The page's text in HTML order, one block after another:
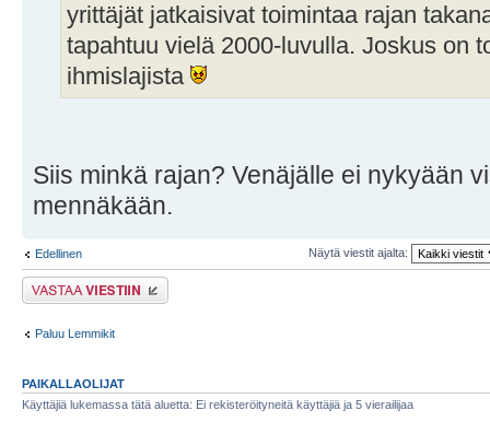
yrittäjät jatkaisivat toimintaa rajan
tapahtuu vielä 2000-luvulla. Joskus on
ihmislajista
Siis minkä rajan? Venäjälle ei nykyään
mennäkään.
Edellinen Näytä viestit ajalta:
Lähetä vastaus
Paluu Lemmikit
PAIKALLAOLIJAT
Käyttäjiä lukemassa tätä aluetta: Ei rekisteröityneitä käyttäjiä ja 5 vierailijaa